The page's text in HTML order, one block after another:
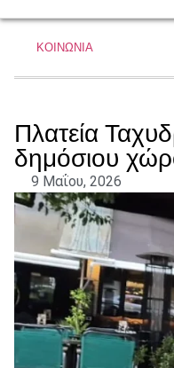
ΚΟΙΝΩΝΙΑ
Πλατεία
δημόσιου
9 Μαΐου, 2026